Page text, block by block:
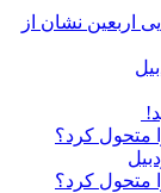
اربعین نشان از
متحول کرد؟
متحول کرد؟